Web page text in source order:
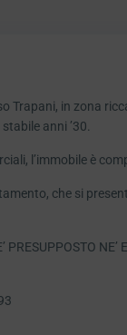
Trapani, in zona
anni ’30.
l’immobile è
che si
PRESUPPOSTO